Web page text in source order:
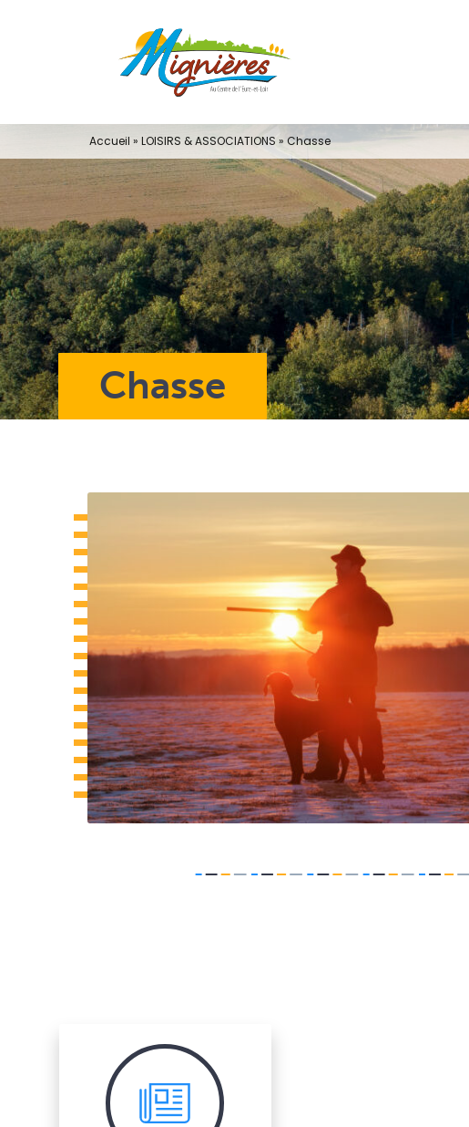
Chasse
Accueil » LOISIRS & ASSOCIATIONS » Chasse